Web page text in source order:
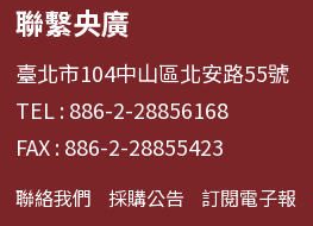
聯繫央廣
臺北市104中山區北安路55號
TEL : 886-2-28856168
FAX : 886-2-28855423
聯絡我們 採購公告 訂閱電子報